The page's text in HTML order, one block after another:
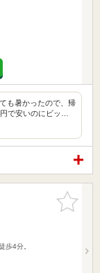
も暑かったので、帰
で安いのにビッ…
お気に入
りに追加
歩4分。